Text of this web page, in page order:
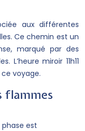
aux différentes
Ce chemin est un
marqué par des
miroir 11h11
voyage.
flammes
est